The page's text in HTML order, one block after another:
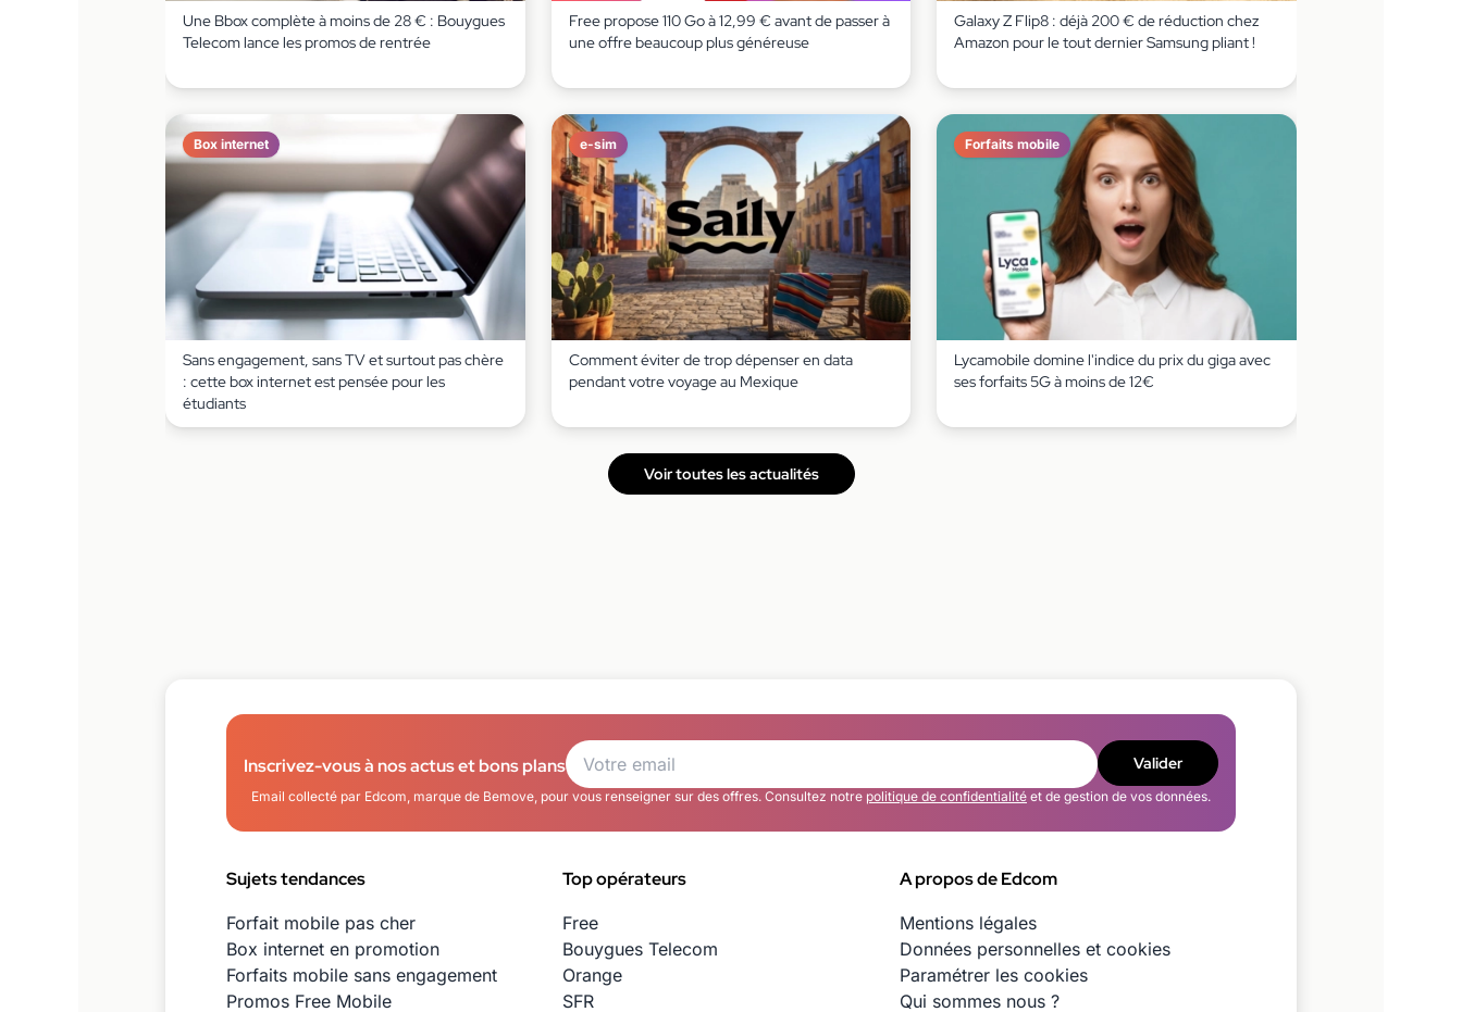
Une Bbox complète à moins de 28 € : Bouygues
Telecom lance les promos de rentrée
Free propose 110 Go à 12,99 € avant de passer à
une offre beaucoup plus généreuse
Galaxy Z Flip8 : déjà 200 € de réduction chez
Amazon pour le tout dernier Samsung pliant !
Box internet
Sans engagement, sans TV et surtout pas chère
: cette box internet est pensée pour les
étudiants
e-sim
Comment éviter de trop dépenser en data
pendant votre voyage au Mexique
Forfaits mobile
Lycamobile domine l'indice du prix du giga avec
ses forfaits 5G à moins de 12€
Voir toutes les actualités
Inscrivez-vous à nos actus et bons plans Valider
Email collecté par Edcom, marque de Bemove, pour vous renseigner sur des offres. Consultez notre politique de confidentialité et de gestion de vos données.
Sujets tendances
Forfait mobile pas cher
Box internet en promotion
Forfaits mobile sans engagement
Promos Free Mobile
Top opérateurs
Free
Bouygues Telecom
Orange
SFR
A propos de Edcom
Mentions légales
Données personnelles et cookies
Paramétrer les cookies
Qui sommes nous ?